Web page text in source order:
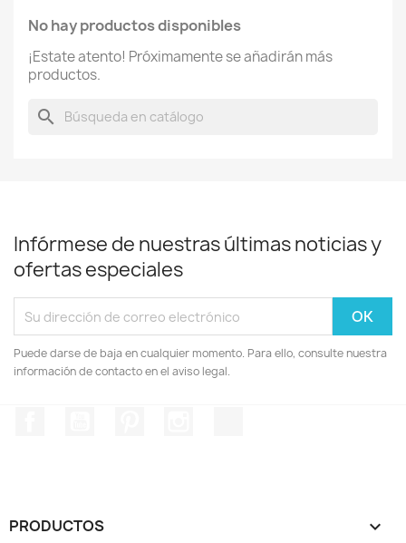
No hay productos disponibles
¡Estate atento! Próximamente se añadirán más
productos.
search
Infórmese de nuestras últimas noticias y
ofertas especiales
Puede darse de baja en cualquier momento. Para ello, consulte nuestra
información de contacto en el aviso legal.
PRODUCTOS 